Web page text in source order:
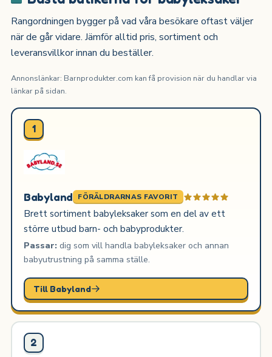
Rangordningen bygger på vad våra besökare oftast väljer
när de går vidare. Jämför alltid pris, sortiment och
leveransvillkor innan du beställer.
Annonslänkar: Barnprodukter.com kan få provision när du handlar via
länkar på sidan.
1
Babyland FÖRÄLDRARNAS FAVORIT
Brett sortiment babyleksaker som en del av ett
större utbud barn- och babyprodukter.
Passar:dig som vill handla babyleksaker och annan
babyutrustning på samma ställe.
Till Babyland
2